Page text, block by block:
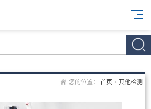
您的位置： 首页 > 其他检测